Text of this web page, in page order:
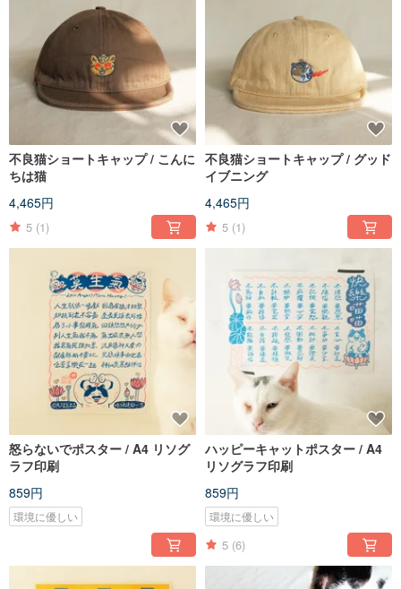
不良猫ショートキャップ / こんに
ちは猫
4,465円
5 (1)
不良猫ショートキャップ / グッド
イブニング
4,465円
5 (1)
怒らないでポスター / A4 リソグ
ラフ印刷
859円
環境に優しい
ハッピーキャットポスター / A4
リソグラフ印刷
859円
環境に優しい
5 (6)